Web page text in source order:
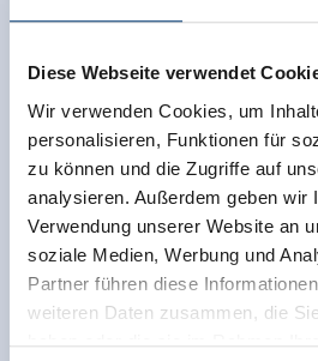
Diese Webseite verwendet
Wir verwenden Cookies, um
personalisieren, Funktionen für
zu können und die Zugriffe auf
analysieren. Außerdem geben wir
Verwendung unserer Website an
soziale Medien, Werbung und
Partner führen diese
weiteren Daten zusammen, die
haben oder die sie im Rahmen
Walking Dinner Gerlos 2026